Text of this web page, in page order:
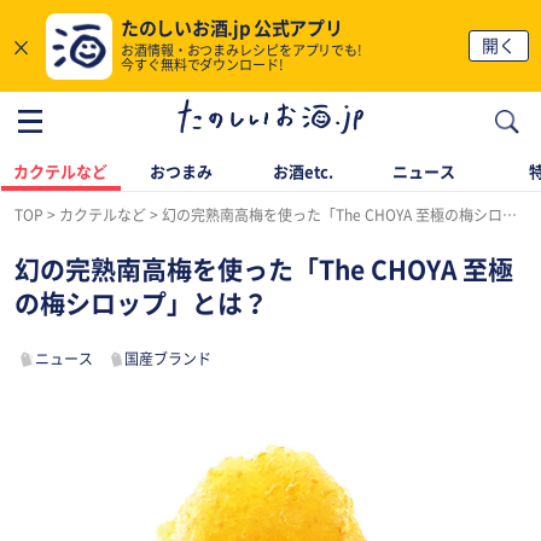
×
たのしいお酒.jp 公式アプリ
お酒情報・おつまみレシピをアプリでも!
今すぐ無料でダウンロード!
開く
カクテルなど おつまみ お酒etc. ニュース
TOP カクテルなど 幻の完熟南高梅を使った「The CHOYA 至極の梅シロップ」とは？
幻の完熟南高梅を使った「The CHOYA 至極
の梅シロップ」とは？
ニュース 国産ブランド